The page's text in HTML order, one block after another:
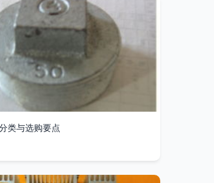
类与选购要点